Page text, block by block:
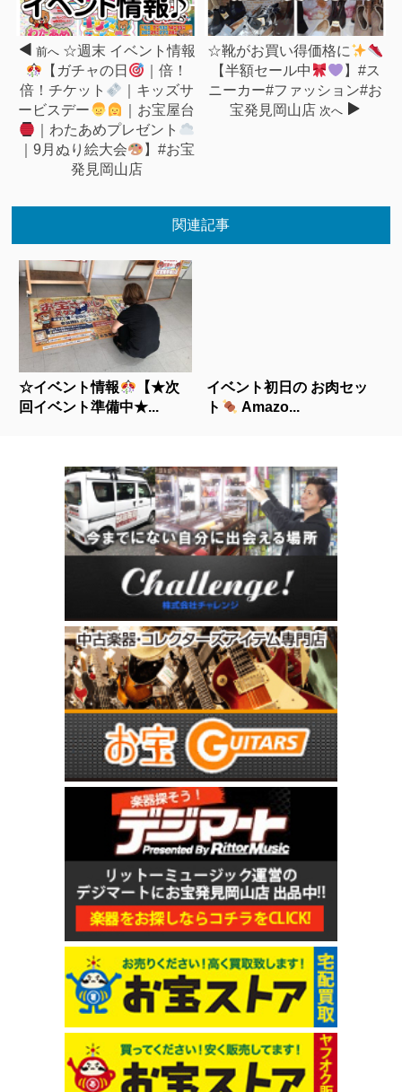
前へ ☆週末 イベント情報
【ガチャの日
｜倍！
倍！チケット
｜キッズサ
ービスデー
｜お宝屋台
｜わたあめプレゼント
｜9月ぬり絵大会
】#お宝
発見岡山店
☆靴がお買い得価格に
【半額セール中
】#ス
ニーカー#ファッション#お
宝発見岡山店 次へ
関連記事
☆イベント情報
【★次
回イベント準備中★...
イベント初日の お肉セッ
ト
Amazo...